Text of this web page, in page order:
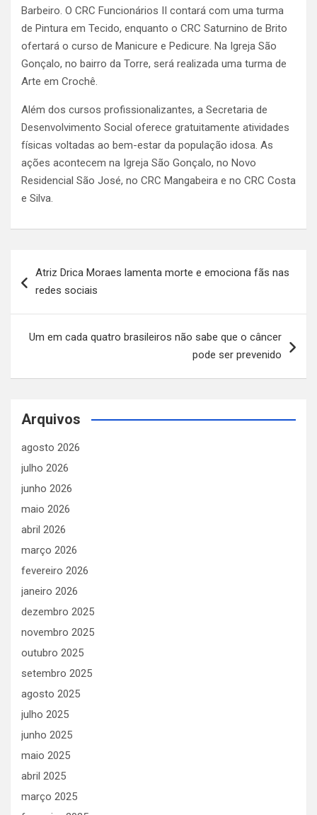
Barbeiro. O CRC Funcionários II contará com uma turma
de Pintura em Tecido, enquanto o CRC Saturnino de Brito
ofertará o curso de Manicure e Pedicure. Na Igreja São
Gonçalo, no bairro da Torre, será realizada uma turma de
Arte em Crochê.
Além dos cursos profissionalizantes, a Secretaria de
Desenvolvimento Social oferece gratuitamente atividades
físicas voltadas ao bem-estar da população idosa. As
ações acontecem na Igreja São Gonçalo, no Novo
Residencial São José, no CRC Mangabeira e no CRC Costa
e Silva.
de
Atriz Drica Moraes lamenta morte e emociona fãs nas
redes sociais
Um em cada quatro brasileiros não sabe que o câncer
pode ser prevenido
Arquivos
agosto 2026
julho 2026
junho 2026
maio 2026
abril 2026
março 2026
fevereiro 2026
janeiro 2026
dezembro 2025
novembro 2025
outubro 2025
setembro 2025
agosto 2025
julho 2025
junho 2025
maio 2025
abril 2025
março 2025